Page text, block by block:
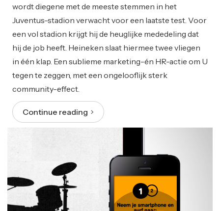
wordt diegene met de meeste stemmen in het
Juventus-stadion verwacht voor een laatste test. Voor
een vol stadion krijgt hij de heuglijke mededeling dat
hij de job heeft. Heineken slaat hiermee twee vliegen
in één klap. Een sublieme marketing-én HR-actie om U
tegen te zeggen, met een ongelooflijk sterk
community-effect.
Continue reading